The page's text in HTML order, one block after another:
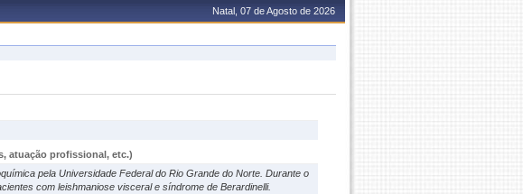
Natal, 07 de Agosto de 2026
atuação profissional, etc.)
pela Universidade Federal do Rio Grande do Norte. Durante o
com leishmaniose visceral e síndrome de Berardinelli.